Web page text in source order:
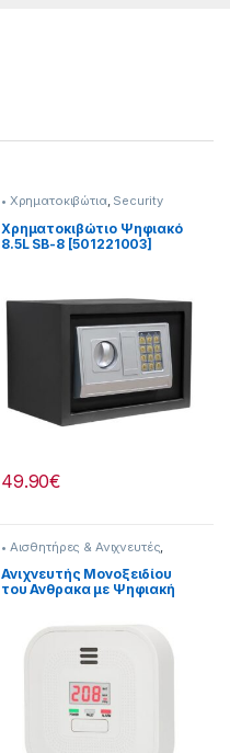
• Χρηματοκιβώτια, Security
Χρηματοκιβώτιο Ψηφιακό
8.5L SB-8 [501221003]
49.90€
• Αισθητήρες & Ανιχνευτές
Security
Ανιχνευτής Μονοξειδίου
του Ανθρακα με Ψηφιακή